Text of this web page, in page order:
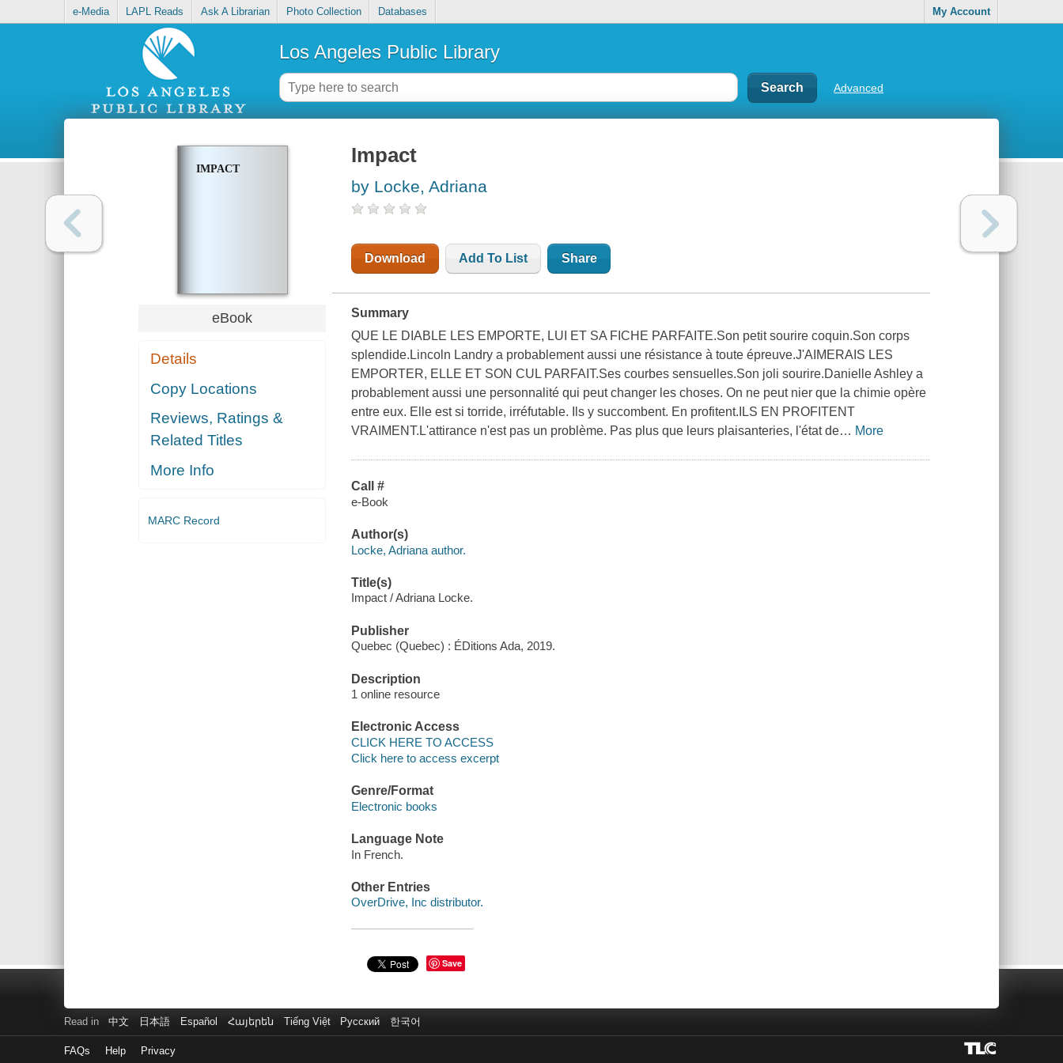
e-Media LAPL Reads Ask A Librarian Photo Collection Databases My Account
Los Angeles Public Library
Advanced
IMPACT
eBook
Details
Copy Locations
Reviews, Ratings &
Related Titles
More Info
MARC Record
Impact
by Locke, Adriana
Download Add To List Share
Summary
QUE LE DIABLE LES EMPORTE, LUI ET SA FICHE PARFAITE.Son petit sourire coquin.Son corps
splendide.Lincoln Landry a probablement aussi une résistance à toute épreuve.J'AIMERAIS LES
EMPORTER, ELLE ET SON CUL PARFAIT.Ses courbes sensuelles.Son joli sourire.Danielle Ashley a
probablement aussi une personnalité qui peut changer les choses. On ne peut nier que la chimie opère
entre eux. Elle est si torride, irréfutable. Ils y succombent. En profitent.ILS EN PROFITENT
VRAIMENT.L'attirance n'est pas un problème. Pas plus que leurs plaisanteries, l'état de… More
Call #
e-Book
Author(s)
Locke, Adriana author.
Title(s)
Impact / Adriana Locke.
Publisher
Quebec (Quebec) : ÉDitions Ada, 2019.
Description
1 online resource
Electronic Access
CLICK HERE TO ACCESS
Click here to access excerpt
Genre/Format
Electronic books
Language Note
In French.
Other Entries
OverDrive, Inc distributor.
Save
Read in 中文 日本語 Español Հայերեն Tiếng Việt Русский 한국어
FAQs Help Privacy